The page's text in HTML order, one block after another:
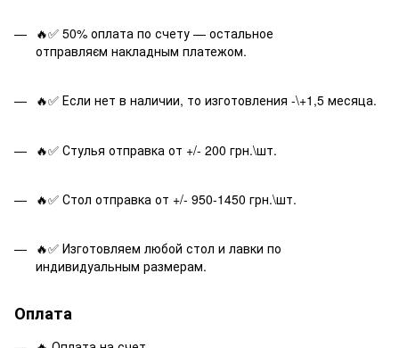
🔥✅ 50% оплата по счету — остальное
отправляєм накладным платежом.
🔥✅ Если нет в наличии, то изготовления -\+1,5 месяца.
🔥✅ Стулья отправка от +/- 200 грн.\шт.
🔥✅ Стол отправка от +/- 950-1450 грн.\шт.
🔥✅ Изготовляем любой стол и лавки по
индивидуальным размерам.
Оплата